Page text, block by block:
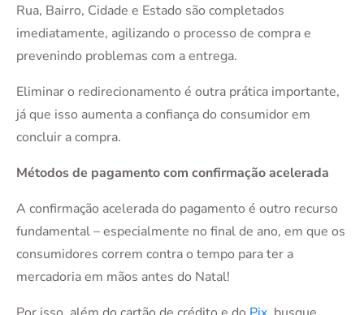
Rua, Bairro, Cidade e Estado são completados
imediatamente, agilizando o processo de compra e
prevenindo problemas com a entrega.
Eliminar o redirecionamento é outra prática importante,
já que isso aumenta a confiança do consumidor em
concluir a compra.
Métodos de pagamento com confirmação acelerada
A confirmação acelerada do pagamento é outro recurso
fundamental – especialmente no final de ano, em que os
consumidores correm contra o tempo para ter a
mercadoria em mãos antes do Natal!